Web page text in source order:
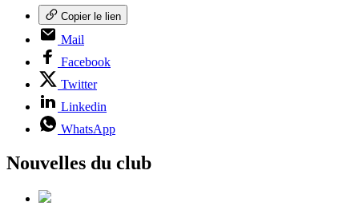
Copier le lien
Mail
Facebook
Twitter
Linkedin
WhatsApp
Nouvelles du club